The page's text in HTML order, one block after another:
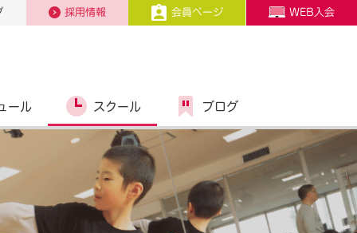
採用情報 会員ページ WEB入会
ール スクール ブログ